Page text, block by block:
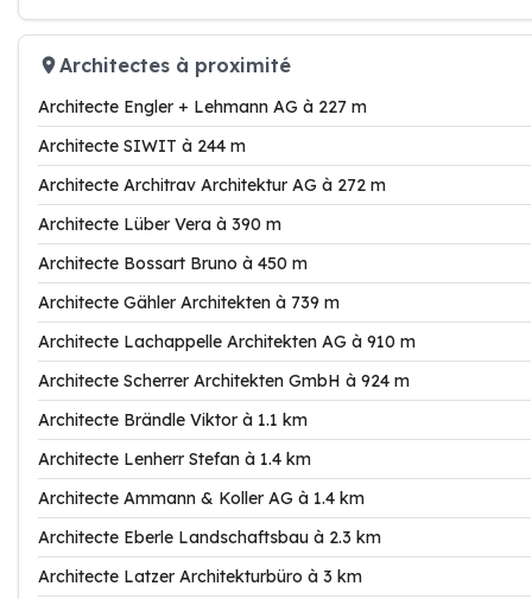
Architectes à proximité
Architecte Engler + Lehmann AG à 227 m
Architecte SIWIT à 244 m
Architecte Architrav Architektur AG à 272 m
Architecte Lüber Vera à 390 m
Architecte Bossart Bruno à 450 m
Architecte Gähler Architekten à 739 m
Architecte Lachappelle Architekten AG à 910 m
Architecte Scherrer Architekten GmbH à 924 m
Architecte Brändle Viktor à 1.1 km
Architecte Lenherr Stefan à 1.4 km
Architecte Ammann & Koller AG à 1.4 km
Architecte Eberle Landschaftsbau à 2.3 km
Architecte Latzer Architekturbüro à 3 km